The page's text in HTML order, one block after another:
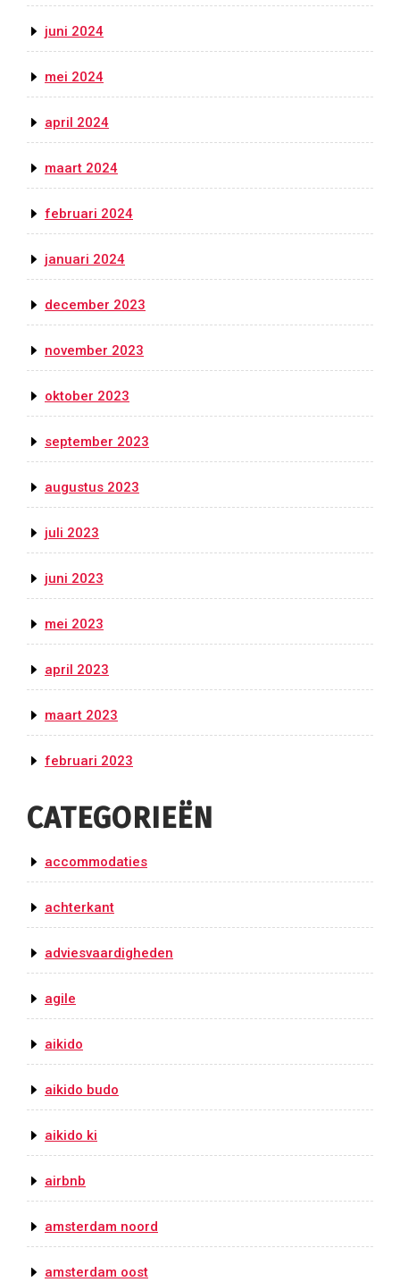
juni 2024
mei 2024
april 2024
maart 2024
februari 2024
januari 2024
december 2023
november 2023
oktober 2023
september 2023
augustus 2023
juli 2023
juni 2023
mei 2023
april 2023
maart 2023
februari 2023
CATEGORIEËN
accommodaties
achterkant
adviesvaardigheden
agile
aikido
aikido budo
aikido ki
airbnb
amsterdam noord
amsterdam oost